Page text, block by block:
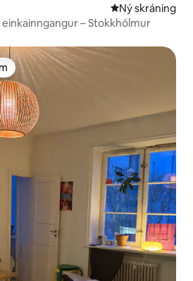
Ný gistiaðstaða
Ný skráning
einkainngangur – Stokkhólmur